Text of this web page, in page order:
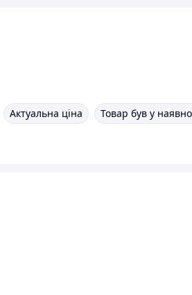
Актуальна ціна Товар був у